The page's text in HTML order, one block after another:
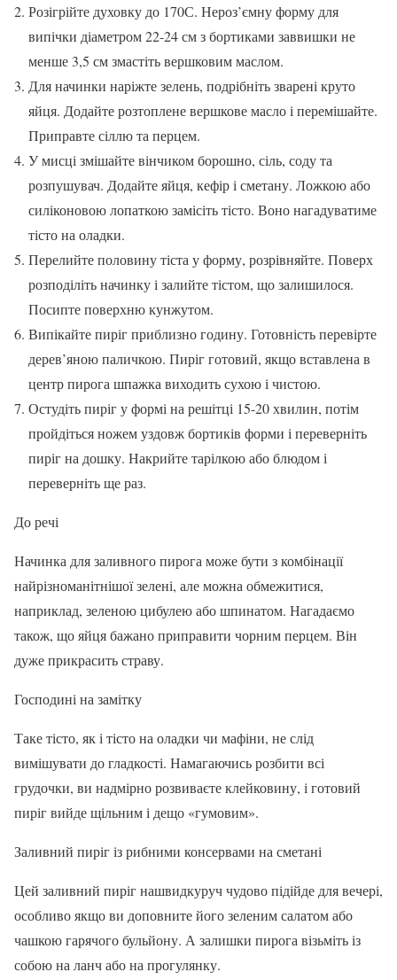
Розігрійте духовку до 170С. Нероз’ємну форму для
випічки діаметром 22-24 см з бортиками заввишки не
менше 3,5 см змастіть вершковим маслом.
Для начинки наріжте зелень, подрібніть зварені круто
яйця. Додайте розтоплене вершкове масло і перемішайте.
Приправте сіллю та перцем.
У мисці змішайте вінчиком борошно, сіль, соду та
розпушувач. Додайте яйця, кефір і сметану. Ложкою або
силіконовою лопаткою замісіть тісто. Воно нагадуватиме
тісто на оладки.
Перелийте половину тіста у форму, розрівняйте. Поверх
розподіліть начинку і залийте тістом, що залишилося.
Посипте поверхню кунжутом.
Випікайте пиріг приблизно годину. Готовність перевірте
дерев’яною паличкою. Пиріг готовий, якщо вставлена в
центр пирога шпажка виходить сухою і чистою.
Остудіть пиріг у формі на решітці 15-20 хвилин, потім
пройдіться ножем уздовж бортиків форми і переверніть
пиріг на дошку. Накрийте тарілкою або блюдом і
переверніть ще раз.
До речі
Начинка для заливного пирога може бути з комбінації
найрізноманітнішої зелені, але можна обмежитися,
наприклад, зеленою цибулею або шпинатом. Нагадаємо
також, що яйця бажано приправити чорним перцем. Він
дуже прикрасить страву.
Господині на замітку
Таке тісто, як і тісто на оладки чи мафіни, не слід
вимішувати до гладкості. Намагаючись розбити всі
грудочки, ви надмірно розвиваєте клейковину, і готовий
пиріг вийде щільним і дещо «гумовим».
Заливний пиріг із рибними консервами на сметані
Цей заливний пиріг нашвидкуруч чудово підійде для вечері,
особливо якщо ви доповните його зеленим салатом або
чашкою гарячого бульйону. А залишки пирога візьміть із
собою на ланч або на прогулянку.